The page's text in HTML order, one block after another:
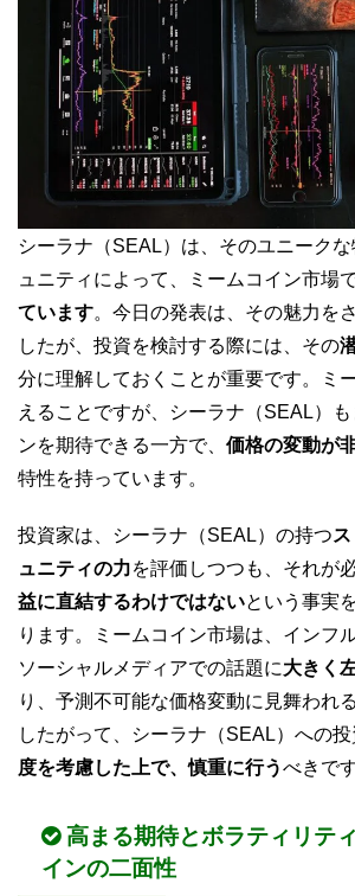
シーラナ（SEAL）は、そのユニークな
ュニティによって、ミームコイン市場
ています。今日の発表は、その魅力を
したが、投資を検討する際には、その
分に理解しておくことが重要です。ミ
えることですが、シーラナ（SEAL）
ンを期待できる一方で、 価格の変動が
特性を持っています。
投資家は、シーラナ（SEAL）の持つ
ュニティの力を評価しつつも、それが
益に直結するわけではないという事実
ります。ミームコイン市場は、インフ
ソーシャルメディアでの話題に大きく
り、予測不可能な価格変動に見舞われ
したがって、シーラナ（SEAL）への投
度を考慮した上で、慎重に行うべきです
高まる期待とボラティリテ
インの二面性